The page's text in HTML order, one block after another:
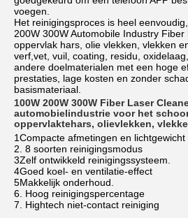
voegen.
Het reinigingsproces is heel
200W 300W Automobile Industry
oppervlak hars, olie vlekken, vlekken
verf,vet, vuil, coating, residu,
andere doelmaterialen met een hoge
prestaties, lage kosten en zonder
basismateriaal.
100W 200W 300W Fiber Laser
automobielindustrie voor het
oppervlaktehars, olievlekken,
1Compacte afmetingen en lichtgewicht
2. 8 soorten reinigingsmodus
3Zelf ontwikkeld reinigingssysteem.
4Goed koel- en ventilatie-effect
5Makkelijk onderhoud.
6. Hoog reinigingspercentage
7. Hightech niet-contact reiniging